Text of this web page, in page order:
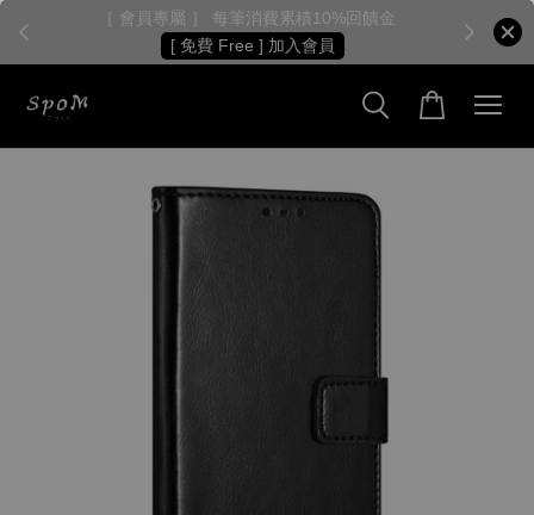
［ 會員專屬 ］ 每筆消費累積10%回饋金
[ 免費 Free ] 加入會員